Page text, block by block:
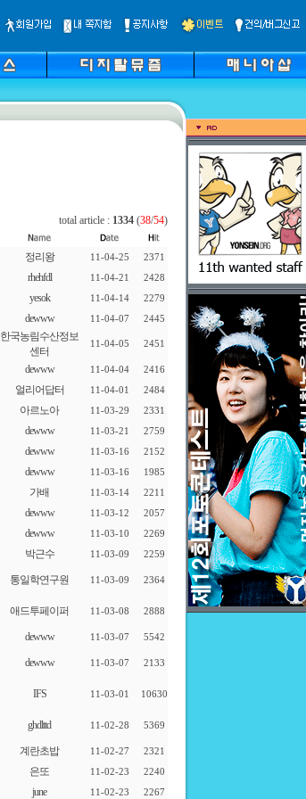
total article : 1334 (38/54)
정리왕 11-04-25 2371
rhehfdl 11-04-21 2428
yesok 11-04-14 2279
dewww 11-04-07 2445
한국농림수산정보
센터
11-04-05 2451
dewww 11-04-04 2416
얼리어답터 11-04-01 2484
아르노아 11-03-29 2331
dewww 11-03-21 2759
dewww 11-03-16 2152
dewww 11-03-16 1985
가배 11-03-14 2211
dewww 11-03-12 2057
dewww 11-03-10 2269
박근수 11-03-09 2259
통일학연구원 11-03-09 2364
애드투페이퍼 11-03-08 2888
dewww 11-03-07 5542
dewww 11-03-07 2133
IFS 11-03-01 10630
ghdlttd 11-02-28 5369
계란초밥 11-02-27 2321
은또 11-02-23 2240
june 11-02-23 2267